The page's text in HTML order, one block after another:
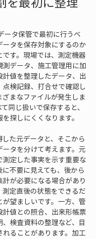
ータ保管で最初に行うべ
ータを保存対象にするのか
です。現場では、測定機器
データ、施工管理用に加
計値を整理したデータ、出
検記録、打合せで確認し
まなファイルが発生しま
同じ扱いで保存すると、
探しにくくなります。
した元データと、そこから
ータを分けて考えます。元
測定した事実を示す重要な
不要に見えても、後から
が必要になる場合があり
測定直後の状態をできるだ
が望ましいです。一方、管
計値との照合、出来形帳票
検査資料の整理など、目
れることがあります。加工